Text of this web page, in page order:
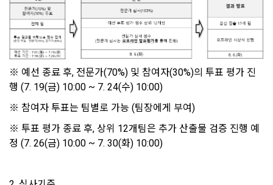
제 2 조 (용어의 정의)
이 약관에서 사용하는 용어의 정의는 아래와 같다.
1."사이트"라 함은 "회사"가 서비스를 "회원"에게 제공하기 위하
여 컴퓨터 등 정보 통신 설비를 이용하여 설정한 가상의 영업장
또는 "회사"가 운영하는 아래 웹사이트를 말한다.
가. ***.dacon.io
2. "서비스"라 함은 “대회”, “교육”, “인재풀 등록” 등 사이트에서
제공하는 모든 서비스를 말한다. 그 외 "회사"가 운영하는 사이
트를 통해 개인이 등록한 자료를 DB화하여 각각의 목적에 맞게
분류, 가공, 집계하여 정보를 제공하는 서비스를 포함한다.
의하고 "회사"와 이용 계약을 체결한 개인을 말한다.
1. 개인정보처리방침의 의의
데이콘이 어떤 정보를 수집하고, 수집한 정보를 어떻게 사용하
며, 필요에 따라 누구와 이를 공유(‘위탁 또는 제공’)하며, 이용목
살이’와 관련한 정보를 투명하게 제공합니다.
정보주체로서 이용자는 자신의 개인정보에 대해 어떤 권리를 가
지고 있으며, 이를 어떤 방법과 절차로 행사할 수 있는지를 알려
드립니다. 또한, 법정대리인(부모 등)이 만14세 미만 아동의 개
- 마케팅 수신 동의는 거부하실 수 있으며 동의 이후에라도 고객
의 의사에 따라 동의를 철회할 수 있습니다.
동의를 거부 하시더라도 DACON에서 제공하는 서비스의 이용
에 제한이 되지 않습니다.
단, 할인, 이벤트 및 이용자 맞춤형 상품 추천 등의 마케팅 정보
안내 서비스가 제한됩니다.
개인정보보호법 제22조 제5항에 의해 선택정보 사항에 대해서
는 동의 거부 하시더라도 서비스 이용에 제한되지 않습니다.
※ 예선 종료 후, 전문가(70%) 및 참여자(30%)의 투표 평가 진
행 (7. 19(금) 10:00 ~ 7. 24(수) 10:00)
※ 참여자 투표는 팀별로 가능 (팀장에게 부여)
※ 투표 평가 종료 후, 상위 12개팀은 추가 산출물 검증 진행 예
정 (7. 26(금) 10:00 ~ 7. 30(화) 10:00)